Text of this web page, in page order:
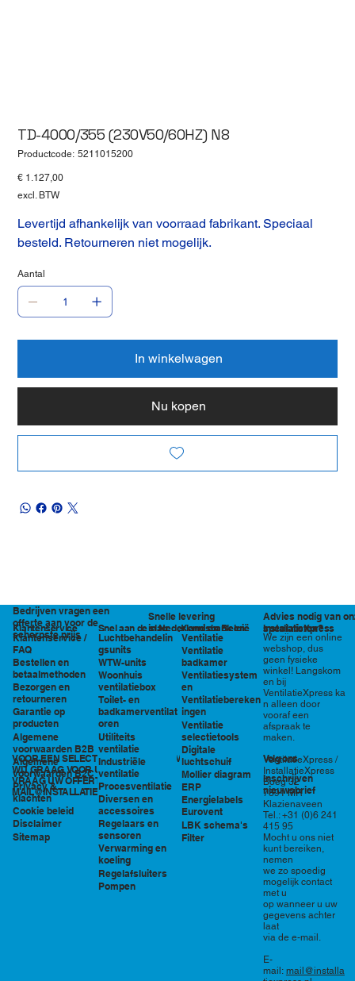
TD-4000/355 (230V50/60HZ) N8
Productcode: Productcode
5211015200
Prijs
€ 1.127,00
excl. BTW
Levertijd afhankelijk van voorraad fabrikant. Speciaal
besteld. Retourneren niet mogelijk.
Aantal
In winkelwagen
Nu kopen
Klantenservice
Klantenservice /
FAQ
Bestellen en
betaalmethoden
Bezorgen en
retourneren
Garantie op
producten
Algemene
voorwaarden B2B
Algemene
voorwaarden B2C
Privacy &
klachten
Cookie beleid
Disclaimer
Sitemap
VOOR EEN SELECTIE EN PRIJSOPGAVE STAAN
WIJ GRAAG VOOR U KLAAR!
VRAAG UW OFFERTE AAN VIA
MAIL@INSTALLATIEXPRESS.NL
Bedrijven vragen een
offerte aan voor de
scherpste prijs
Snelle levering
in Nederland en België
Advies nodig van
specialisten?
Snel aan de slag
Luchtbehandelin
gsunits
WTW-units
Woonhuis
ventilatiebox
Toilet- en
badkamerventilat
oren
Utiliteits
ventilatie
Industriële
ventilatie
Procesventilatie
Diversen en
accessoires
Regelaars en
sensoren
Verwarming en
koeling
Regelafsluiters
Pompen
Kennisbank en
tools
Ventilatie
Ventilatie
badkamer
Ventilatiesystem
en
Ventilatiebereken
ingen
Ventilatie
selectietools
Digitale
luchtschuif
Mollier diagram
ERP
Energielabels
Eurovent
LBK schema's
Filter
We zijn een online
webshop, dus
geen fysieke
winkel! Langskom
en bij
VentilatieXpress ka
n alleen door
vooraf een
afspraak te
maken.
VentilatieXpress /
InstallatieXpress
Boeg 32
7891 MR
Klazienaveen
Tel.: +31 (0)6 241
415 95
Mocht u ons niet
kunt bereiken,
nemen
we zo spoedig
mogelijk contact
met u
op wanneer u uw
gegevens achter
laat
via de e-mail.
E-
mail: mail@installa
InstallatieXpress
Volg ons
Inschrijven
nieuwsbrief